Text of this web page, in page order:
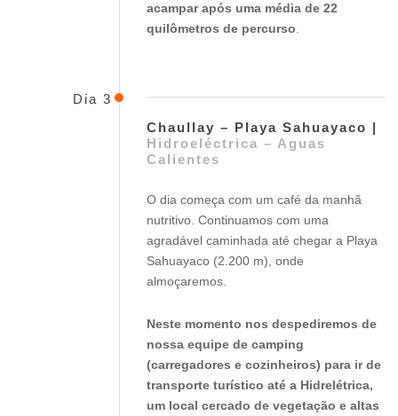
acampar após uma média de 22
quilômetros de percurso.
Dia 3
Chaullay – Playa Sahuayaco |
Hidroeléctrica – Aguas
Calientes
O dia começa com um café da manhã
nutritivo. Continuamos com uma
agradável caminhada até chegar a Playa
Sahuayaco (2.200 m), onde
almoçaremos.
Neste momento nos despediremos de
nossa equipe de camping
(carregadores e cozinheiros) para ir de
transporte turístico até a Hidrelétrica,
um local cercado de vegetação e altas